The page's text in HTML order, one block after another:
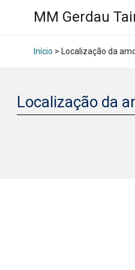
MM Gerdau
Início > Localização da
Localização da